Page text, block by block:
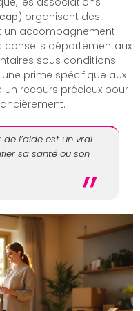
) organisent des
un accompagnement
conseils départementaux
sous conditions.
une prime spécifique aux
un recours précieux pour
de l’aide est un vrai
sa santé ou son